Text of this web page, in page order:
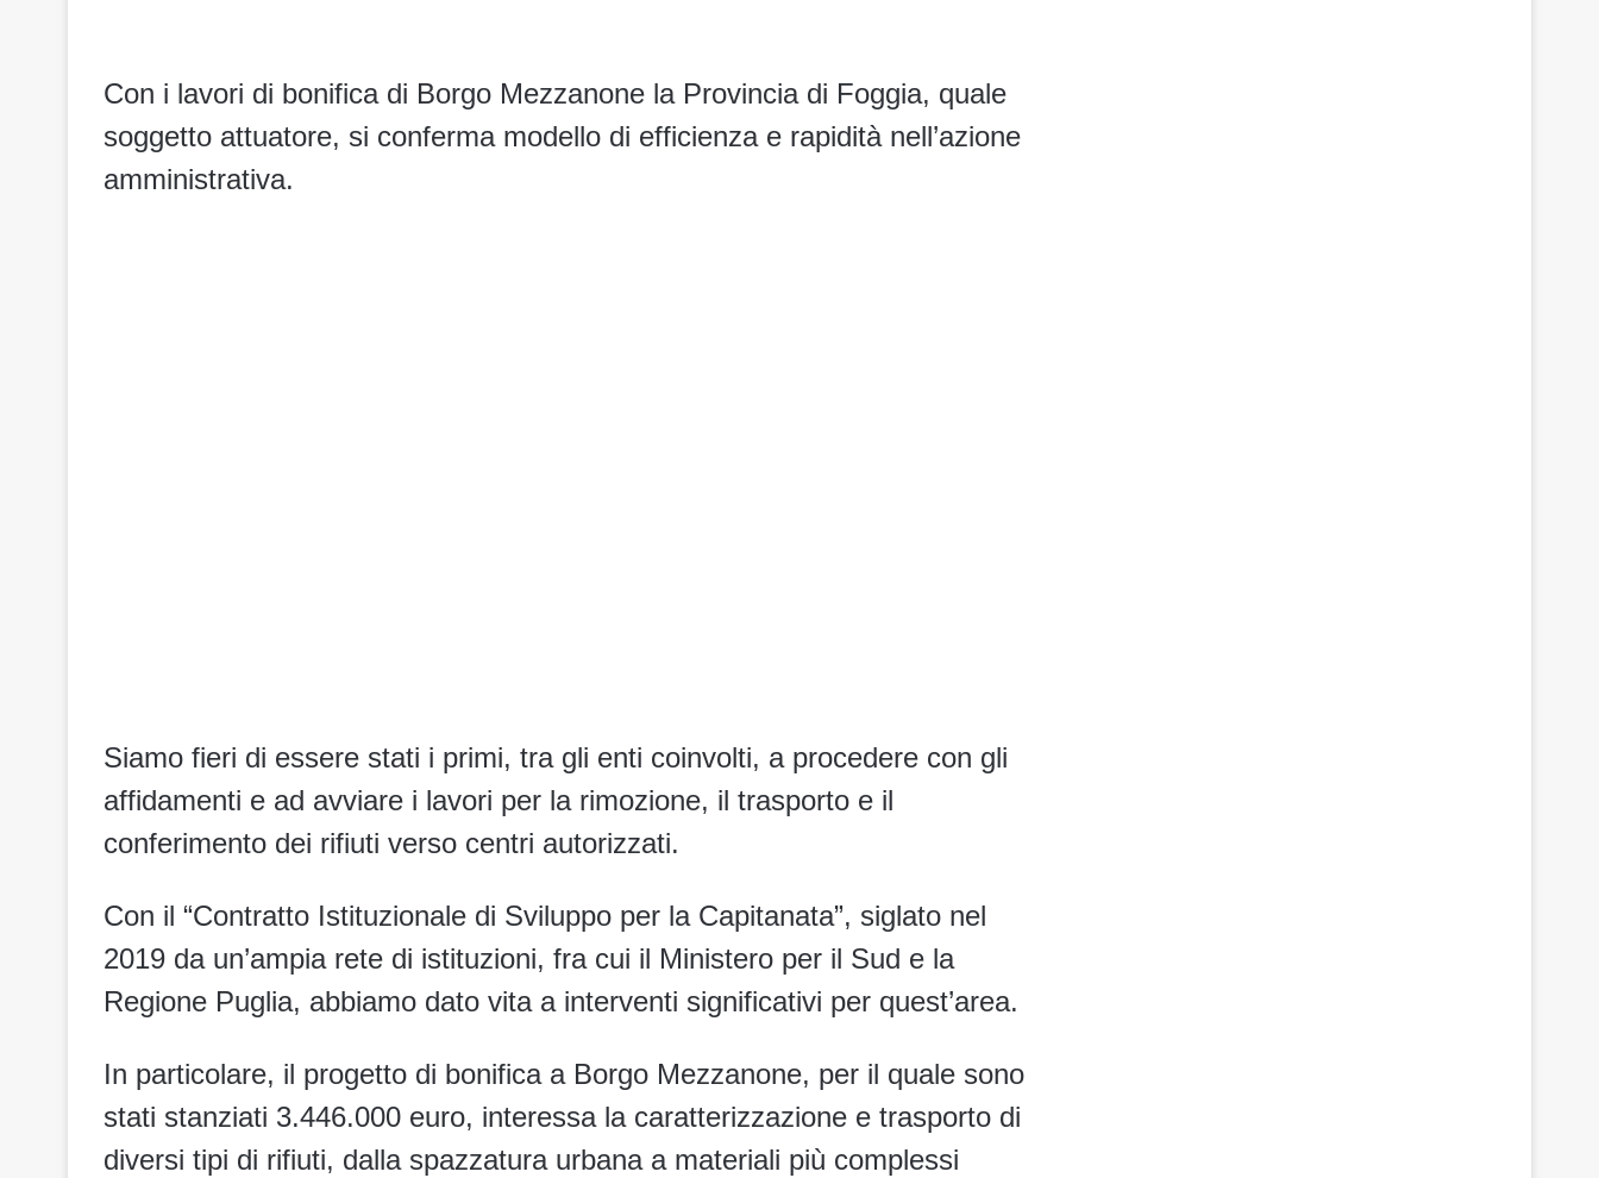
Con i lavori di bonifica di Borgo Mezzanone la Provincia di Foggia, quale
soggetto attuatore, si conferma modello di efficienza e rapidità nell’azione
amministrativa.
Siamo fieri di essere stati i primi, tra gli enti coinvolti, a procedere con gli
affidamenti e ad avviare i lavori per la rimozione, il trasporto e il
conferimento dei rifiuti verso centri autorizzati.
Con il “Contratto Istituzionale di Sviluppo per la Capitanata”, siglato nel
2019 da un’ampia rete di istituzioni, fra cui il Ministero per il Sud e la
Regione Puglia, abbiamo dato vita a interventi significativi per quest’area.
In particolare, il progetto di bonifica a Borgo Mezzanone, per il quale sono
stati stanziati 3.446.000 euro, interessa la caratterizzazione e trasporto di
diversi tipi di rifiuti, dalla spazzatura urbana a materiali più complessi